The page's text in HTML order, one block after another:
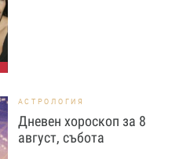
АСТРОЛОГИЯ
Дневен хороскоп за 8
август, събота